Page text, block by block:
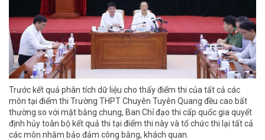
Trước kết quả phân tích dữ liệu cho thấy điểm thi của tất cả các
môn tại điểm thi Trường THPT Chuyên Tuyên Quang đều cao bất
thường so với mặt bằng chung, Ban Chỉ đạo thi cấp quốc gia quyết
định hủy toàn bộ kết quả thi tại điểm thi này và tổ chức thi lại tất cả
các môn nhằm bảo đảm công bằng, khách quan.